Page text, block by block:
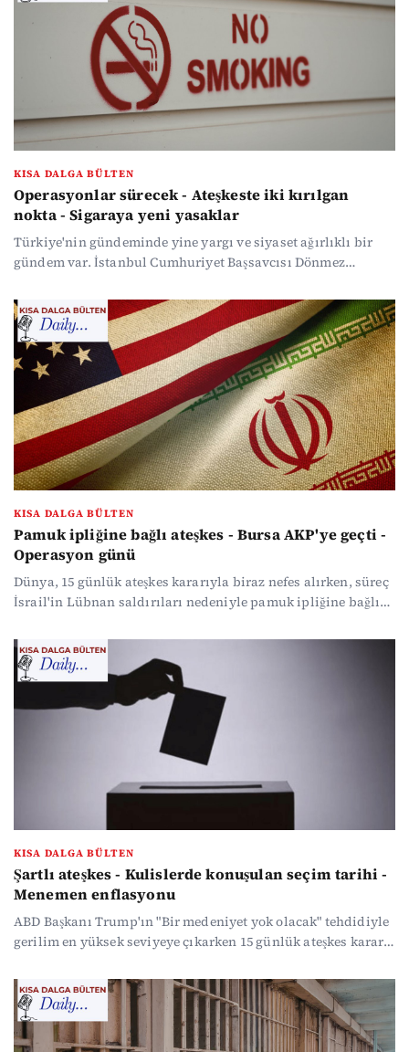
KISA DALGA BÜLTEN
Operasyonlar sürecek - Ateşkeste iki kırılgan
nokta - Sigaraya yeni yasaklar
Türkiye'nin gündeminde yine yargı ve siyaset ağırlıklı bir
gündem var. İstanbul Cumhuriyet Başsavcısı Dönmez
ve Bolu belediyelerine yeni operasyonlar yapıldı. Gazeteci
Bahadır Özgür'e soruşturma açıldı. Muhalefet partileri ara
seçime sıcak bakıyor, iktidar 'Gündemimizde yok' diyor.
Sigara yasakları genişliyor ve nisan soğuğu devam ediyor.
Dünyada ise ABD-İran ateşkesi Hürmüz Boğazı
anlaşmazlığıyla sarsılıyor.
KISA DALGA BÜLTEN
Pamuk ipliğine bağlı ateşkes - Bursa AKP'ye geçti -
Operasyon günü
Dünya, 15 günlük ateşkes kararıyla biraz nefes alırken, süreç
İsrail'in Lübnan saldırıları nedeniyle pamuk ipliğine bağlı
soruşturmalar ve ara seçim tartışmaları. Özgür Özel ısrarlı,
AKP ise "Gündemde yok" diyor. Ünlülere yönelik
operasyonlar da sürüyor, 14 kişi için gözaltı kararı verildi.
Komedyen Tuba Ulu programındaki bir espri nedeniyle
KISA DALGA BÜLTEN
Şartlı ateşkes - Kulislerde konuşulan seçim tarihi -
Menemen enflasyonu
ABD Başkanı Trump'ın "Bir medeniyet yok olacak" tehdidiyle
gerilim en yüksek seviyeye çıkarken 15 günlük ateşkes kararı
yarattı. Gözler şimdi 10 Nisan'da yapılacak görüşmelerde. İç
siyasette seçim tartışması büyüyor. Ticaret Bakanlığı'nın
denetimlerinde üreticide 7 lira olan biberin199 liradan
satıldığı saptandı. Onlarca firmaya milyonlarca liralık ceza